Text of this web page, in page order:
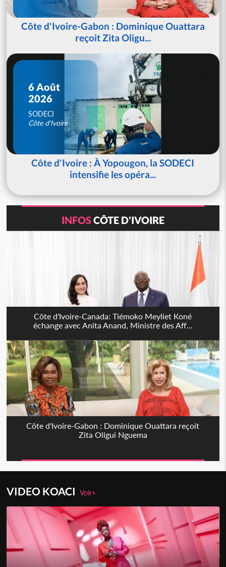
Côte d'Ivoire-Gabon : Dominique Ouattara
reçoit Zita Oligu...
6 Août
2026
SODECI
Côte d'Ivoire
Côte d'Ivoire : À Yopougon, la SODECI
intensifie les opéra...
INFOSCÔTE D'IVOIRE
Côte d'Ivoire-Canada: Tiémoko Meyliet Koné
échange avec Anita Anand, Ministre des Aff...
Côte d'Ivoire-Gabon : Dominique Ouattara reçoit
Zita Oligui Nguema
VIDEO KOACIVoir+